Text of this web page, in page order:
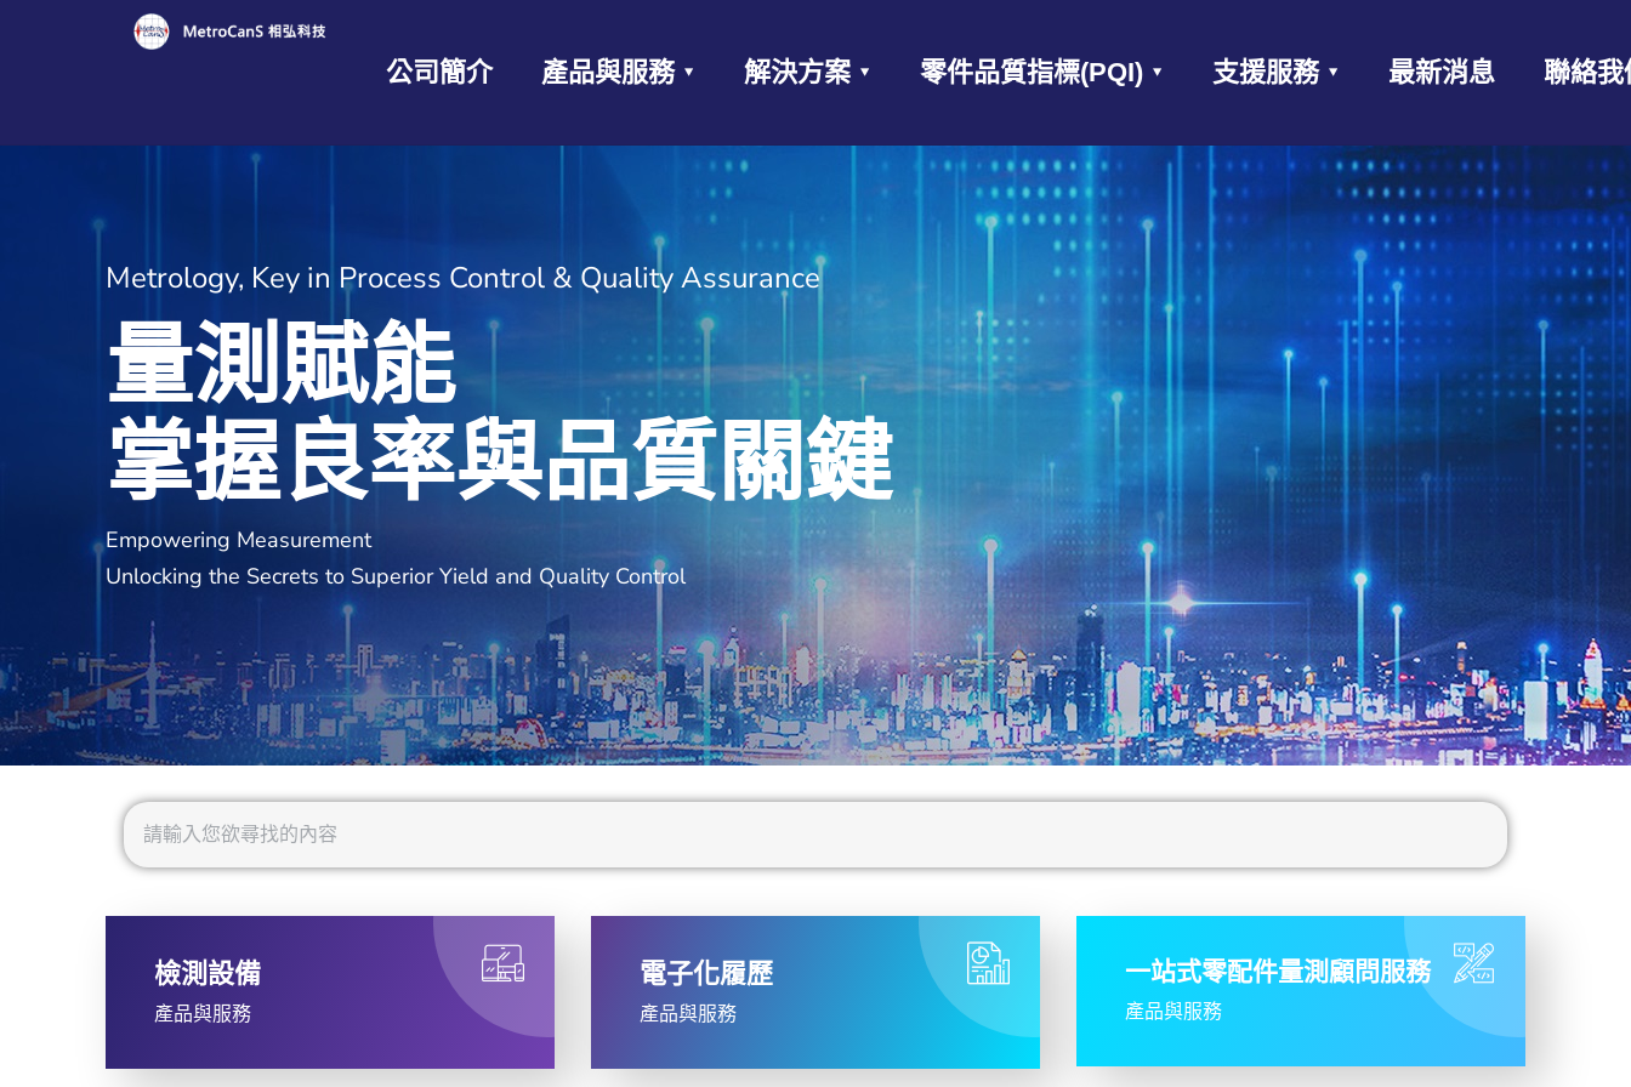
公司簡介 產品與服務 解決方案 零件品質指標(PQI) 支援服務 最新消息 聯絡我
量測賦能
掌握良率與品質關鍵
Empowering Measurement
Unlocking the Secrets to Superior Yield and Quality Control
Metrology, Key in Process Control & Quality Assurance
檢測設備
產品與服務
電子化履歷
產品與服務
一站式零配件量測顧問服務
產品與服務